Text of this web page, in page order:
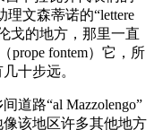
文森蒂诺的“lettere
戈的地方，那里一直
prope fontem）它，所
十步远。
道路“al Mazzolengo”
该地区许多其他地方